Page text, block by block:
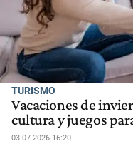
TURISMO
Vacaciones de
cultura y juegos
03-07-2026 16:20